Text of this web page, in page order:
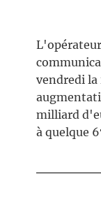
vendredi
milliard
à quelque